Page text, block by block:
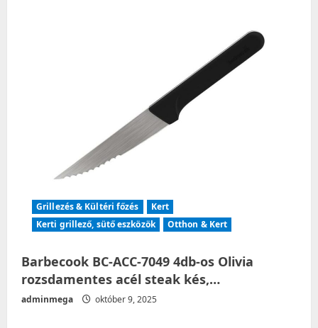
Grillezés & Kültéri főzés
Kert
Kerti grillező, sütő eszközök
Otthon & Kert
Barbecook BC-ACC-7049 4db-os Olivia
rozsdamentes acél steak kés,…
adminmega október 9, 2025